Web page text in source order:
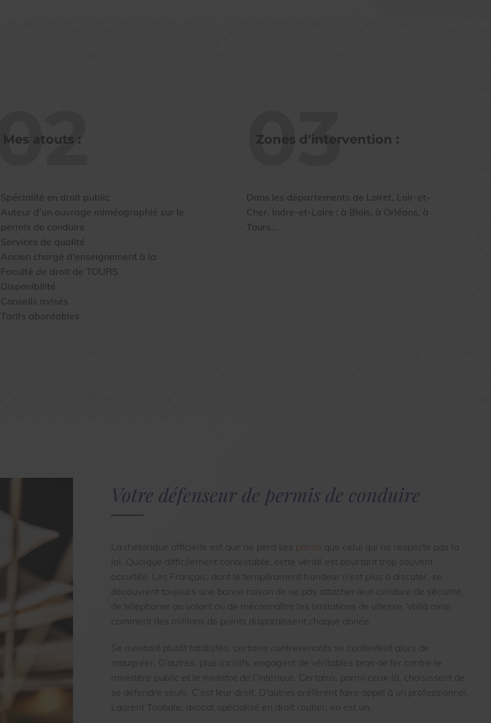
02
Mes atouts :
Spécialité en droit public
Auteur d’un ouvrage miméographié sur le
permis de conduire
Services de qualité
Ancien chargé d'enseignement à la
Faculté de droit de TOURS
Disponibilité
Conseils avisés
Tarifs abordables
03
Zones d'intervention :
Dans les départements de Loiret, Loir-et-
Cher, Indre-et-Loire : à Blois, à Orléans, à
Tours…
Votre défenseur de permis de conduire
La rhétorique officielle est que ne perd ses points que celui qui ne respecte pas la
loi. Quoique difficilement contestable, cette vérité est pourtant trop souvent
occultée. Les Français, dont le tempérament frondeur n’est plus à discuter, se
découvrent toujours une bonne raison de ne pas attacher leur ceinture de sécurité,
de téléphoner au volant ou de méconnaître les limitations de vitesse. Voilà ainsi
comment des millions de points disparaissent chaque année.
Se montant plutôt fatalistes, certains contrevenants se contentent alors de
maugréer. D’autres, plus incisifs, engagent de véritables bras de fer contre le
ministère public et le ministre de l’Intérieur. Certains, parmi ceux-là, choisissent de
se défendre seuls. C’est leur droit. D’autres préfèrent faire appel à un professionnel.
Laurent Toubale, avocat spécialisé en droit routier, en est un.